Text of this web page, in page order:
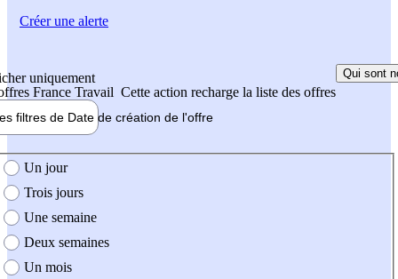
uniquement
France Travail Cette action recharge la liste des offres
Qui sont
filtres de Date de création de l'offre
création de l'offre
Un jour
Trois jours
Une semaine
Deux semaines
Un mois
Créer une alerte